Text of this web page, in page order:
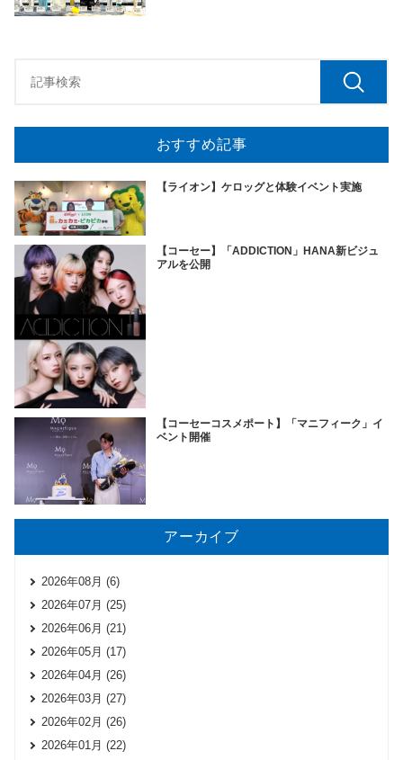
おすすめ記事
【ライオン】ケロッグと体験イベント実施
【コーセー】「ADDICTION」HANA新ビジュ
アルを公開
【コーセーコスメポート】「マニフィーク」イ
ベント開催
アーカイブ
2026年08月 (6)
2026年07月 (25)
2026年06月 (21)
2026年05月 (17)
2026年04月 (26)
2026年03月 (27)
2026年02月 (26)
2026年01月 (22)